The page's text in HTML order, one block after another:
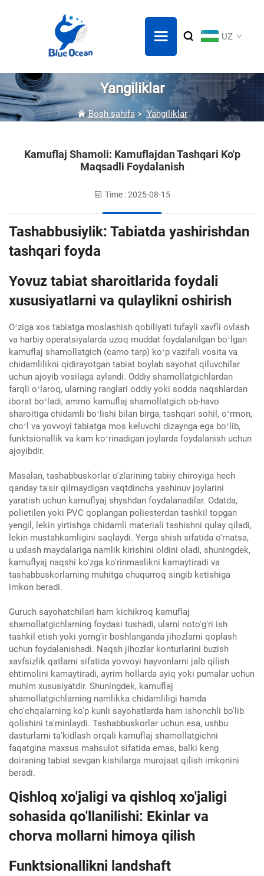
UZ
Yangiliklar
Bosh sahifa>Yangiliklar
Kamuflaj Shamoli: Kamuflajdan Tashqari Ko'p
Maqsadli Foydalanish
Time : 2025-08-15
Tashabbusiylik: Tabiatda yashirishdan
tashqari foyda
Yovuz tabiat sharoitlarida foydali
xususiyatlarni va qulaylikni oshirish
Oʻziga xos tabiatga moslashish qobiliyati tufayli xavfli ovlash
va harbiy operatsiyalarda uzoq muddat foydalanilgan boʻlgan
kamuflaj shamollatgich (camo tarp) koʻp vazifali vosita va
chidamlilikni qidirayotgan tabiat boylab sayohat qiluvchilar
uchun ajoyib vosilaga aylandi. Oddiy shamollatgichlardan
farqli oʻlaroq, ularning ranglari oddiy yoki sodda naqshlardan
iborat boʻladi, ammo kamuflaj shamollatgich ob-havo
sharoitiga chidamli boʻlishi bilan birga, tashqari sohil, oʻrmon,
choʻl va yovvoyi tabiatga mos keluvchi dizaynga ega boʻlib,
funktsionallik va kam koʻrinadigan joylarda foydalanish uchun
ajoyibdir.
Masalan, tashabbuskorlar o'zlarining tabiiy chiroyiga hech
qanday ta'sir qilmaydigan vaqtdincha yashinuv joylarini
yaratish uchun kamuflyaj shyshdan foydalanadilar. Odatda,
polietilen yoki PVC qoplangan poliesterdan tashkil topgan
yengil, lekin yirtishga chidamli materiali tashishni qulay qiladi,
lekin mustahkamligini saqlaydi. Yerga shish sifatida o'rnatsa,
u uxlash maydalariga namlik kirishini oldini oladi, shuningdek,
kamuflyaj naqshi ko'zga ko'rinmaslikni kamaytiradi va
tashabbuskorlarning muhitga chuqurroq singib ketishiga
imkon beradi.
Guruch sayohatchilari ham kichikroq kamuflaj
shamollatgichlarning foydasi tushadi, ularni noto'g'ri ish
tashkil etish yoki yomg'ir boshlanganda jihozlarni qoplash
uchun foydalanishadi. Naqsh jihozlar konturlarini buzish
xavfsizlik qatlami sifatida yovvoyi hayvonlarni jalb qilish
ehtimolini kamaytiradi, ayrim hollarda ayiq yoki pumalar uchun
muhim xususiyatdir. Shuningdek, kamuflaj
shamollatgichlarning namlikka chidamliligi hamda
cho'chqalarning ko'p kunli sayohatlarda ham ishonchli bo'lib
qolishini ta'minlaydi. Tashabbuskorlar uchun esa, ushbu
dasturlarni ta'kidlash orqali kamuflaj shamollatgichni
faqatgina maxsus mahsulot sifatida emas, balki keng
doiraning tabiat sevgan kishilarga murojaat qilish imkonini
beradi.
Qishloq xo'jaligi va qishloq xo'jaligi
sohasida qo'llanilishi: Ekinlar va
chorva mollarni himoya qilish
Funktsionallikni landshaft